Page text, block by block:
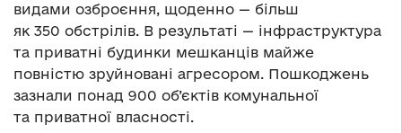
видами озброєння, щоденно — більш
як 350 обстрілів. В результаті — інфраструктура
та приватні будинки мешканців майже
повністю зруйновані агресором. Пошкоджень
зазнали понад 900 об’єктів комунальної
та приватної власності.